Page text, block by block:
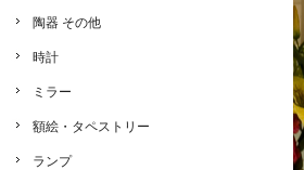
陶器 その他
時計
ミラー
額絵・タペストリー
ランプ